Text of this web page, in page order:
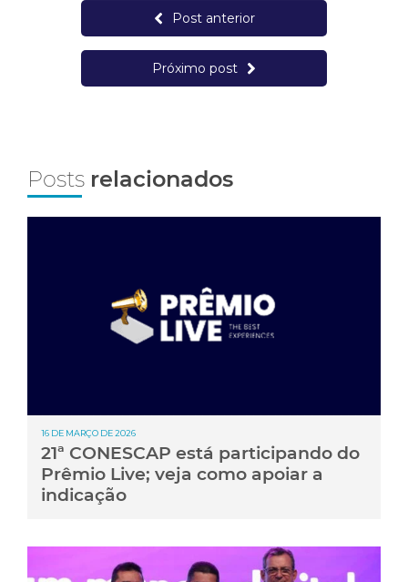
Post anterior
Próximo post
Posts relacionados
16 DE MARÇO DE 2026
21ª CONESCAP está participando do
Prêmio Live; veja como apoiar a
indicação